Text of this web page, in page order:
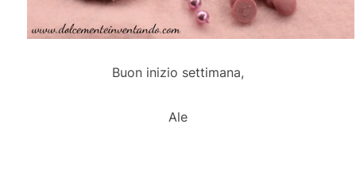
Buon inizio settimana,
Ale